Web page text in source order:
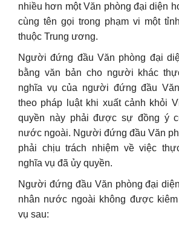
nhiều hơn một Văn phòng đại diện
cùng tên gọi trong phạm vi một
thuộc Trung ương.
Người đứng đầu Văn phòng đại
bằng văn bản cho người khác
nghĩa vụ của người đứng đầu
theo pháp luật khi xuất cảnh khỏi
quyền này phải được sự đồng ý
nước ngoài. Người đứng đầu Văn
phải chịu trách nhiệm về việc
nghĩa vụ đã ủy quyền.
Người đứng đầu Văn phòng đại
nhân nước ngoài không được
vụ sau: